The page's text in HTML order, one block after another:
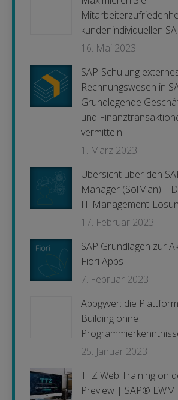
kundenindividuellen
16. Mai 2023
SAP-Schulung
Rechnungswesen in
Grundlegende
und
vermitteln
1. März 2023
Übersicht über den
Manager (SolMan) –
IT-Management-
17. Februar 2023
SAP Grundlagen zur
Fiori Apps
7. Februar 2023
Appgyver: die
Building ohne
25. Januar 2023
TTZ Web Training on
Preview | SAP® EWM